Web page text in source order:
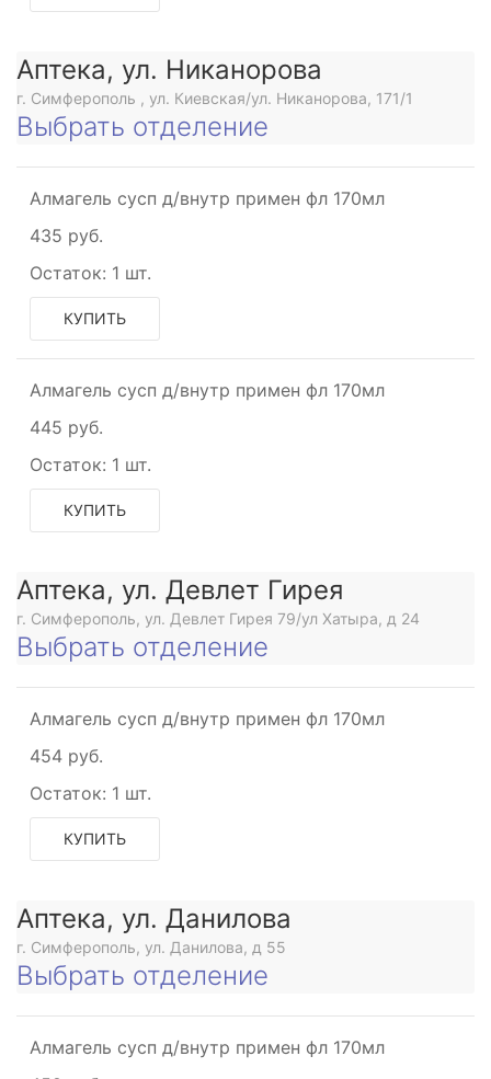
Аптека, ул. Никанорова
г. Симферополь , ул. Киевская/ул. Никанорова, 171/1
Выбрать отделение
Алмагель сусп д/внутр примен фл 170мл
435 руб.
Остаток: 1 шт.
КУПИТЬ
Алмагель сусп д/внутр примен фл 170мл
445 руб.
Остаток: 1 шт.
КУПИТЬ
Аптека, ул. Девлет Гирея
г. Симферополь, ул. Девлет Гирея 79/ул Хатыра, д 24
Выбрать отделение
Алмагель сусп д/внутр примен фл 170мл
454 руб.
Остаток: 1 шт.
КУПИТЬ
Аптека, ул. Данилова
г. Симферополь, ул. Данилова, д 55
Выбрать отделение
Алмагель сусп д/внутр примен фл 170мл